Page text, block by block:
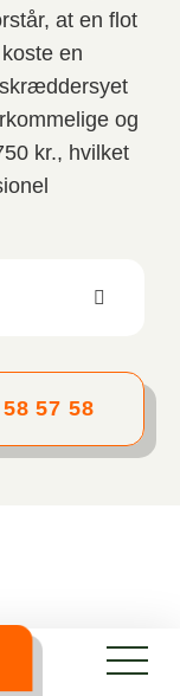
at en flot
en
og
kr., hvilket
57 58
Efter